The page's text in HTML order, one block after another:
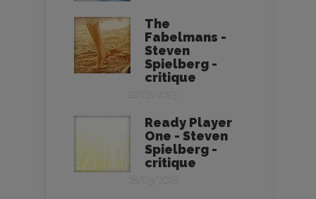
The
Fabelmans -
Steven
Spielberg -
critique
Ready Player
One - Steven
Spielberg -
critique
28/03/2018